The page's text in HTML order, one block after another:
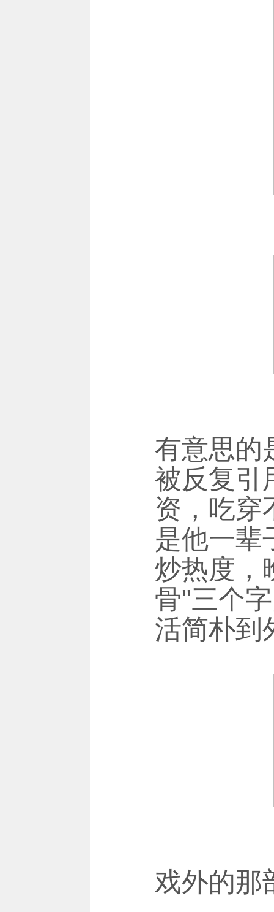
有意思的
被反复引
资，吃穿
是他一辈
炒热度，
骨"三个
活简朴到
戏外的那